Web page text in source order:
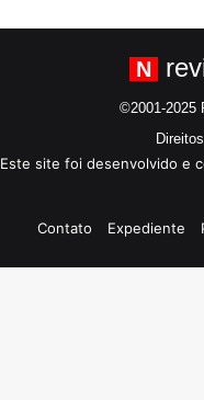
N
©2001-2025
Este site foi desenvolvido e
Contato Expediente